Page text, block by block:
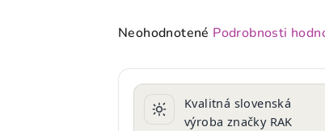
Priemerné
produktu
Neohodnotené Podrobnosti
Kvalitná slovenská
výroba značky RAK